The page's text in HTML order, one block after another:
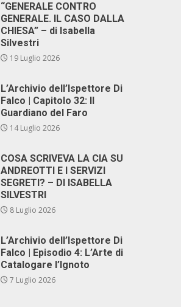
“GENERALE CONTRO
GENERALE. IL CASO DALLA
CHIESA” – di Isabella
Silvestri
19 Luglio 2026
L’Archivio dell’Ispettore Di
Falco | Capitolo 32: Il
Guardiano del Faro
14 Luglio 2026
COSA SCRIVEVA LA CIA SU
ANDREOTTI E I SERVIZI
SEGRETI? – DI ISABELLA
SILVESTRI
8 Luglio 2026
L’Archivio dell’Ispettore Di
Falco | Episodio 4: L’Arte di
Catalogare l’Ignoto
7 Luglio 2026